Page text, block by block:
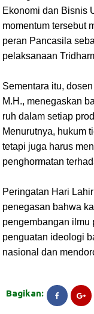
Ekonomi dan Bisnis
momentum tersebut
peran Pancasila
pelaksanaan
Sementara itu,
M.H., menegaskan
ruh dalam setiap
Menurutnya, hukum
tetapi juga harus
penghormatan
Peringatan Hari
penegasan bahwa
pengembangan ilmu
penguatan ideologi
nasional dan
Bagikan: